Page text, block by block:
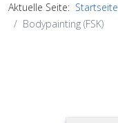
Aktuelle Seite: Startseite
Bodypainting (FSK)